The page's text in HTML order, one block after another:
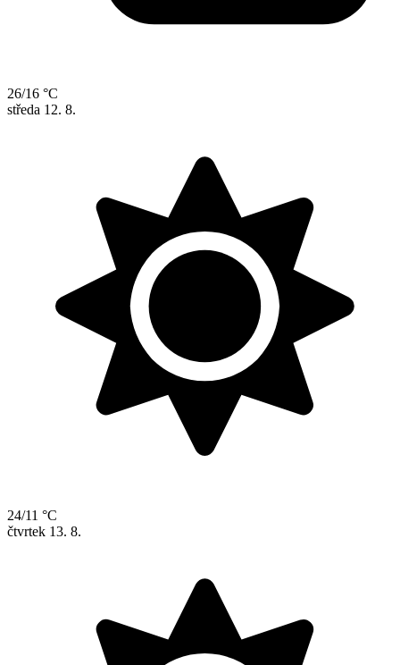
26/16 °C
středa 12. 8.
24/11 °C
čtvrtek 13. 8.